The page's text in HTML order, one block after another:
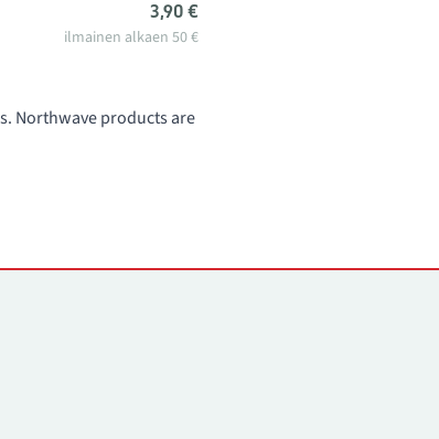
3,90 €
ilmainen alkaen 50 €
Northwave products are